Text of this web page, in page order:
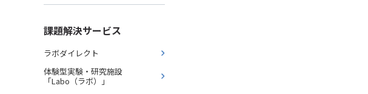
課題解決サービス
ラボダイレクト
体験型実験・研究施設
「Labo（ラボ）」